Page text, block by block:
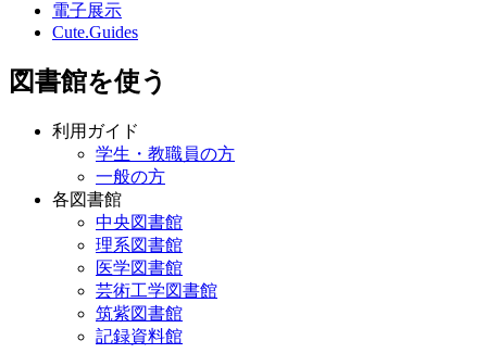
電子展示
Cute.Guides
図書館を使う
利用ガイド
学生・教職員の方
一般の方
各図書館
中央図書館
理系図書館
医学図書館
芸術工学図書館
筑紫図書館
記録資料館